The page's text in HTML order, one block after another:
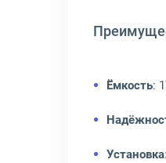
Ёмкость:
Установка